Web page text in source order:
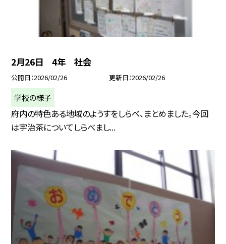
2月26日 4年 社会
公開日 2026/02/26 更新日 2026/02/26
学校の様子
府内の特色ある地域のようすをしらべ、まとめました。今回
は宇治茶についてしらべまし...